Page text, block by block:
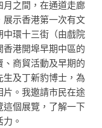
之間，在通道走廊
示香港第一次有文
環十三街（由戲院
港開埠早期中區的
商貿活動及早期的
及丁新豹博士，為
。我邀請市民在途
個展覽，了解一下
。